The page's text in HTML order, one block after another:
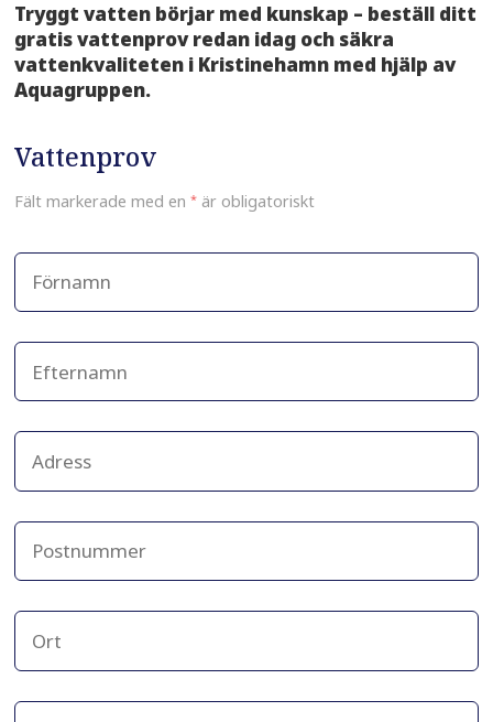
Tryggt vatten börjar med kunskap – beställ ditt
gratis vattenprov redan idag och säkra
vattenkvaliteten i Kristinehamn med hjälp av
Aquagruppen.
Vattenprov
Fält markerade med en *är obligatoriskt